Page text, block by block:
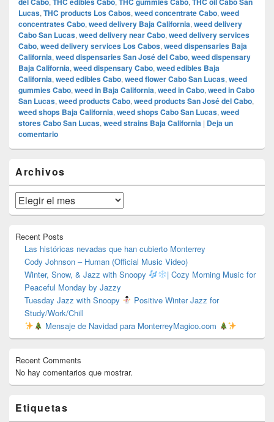
Lucas, THC products Los Cabos, weed concentrate Cabo, weed
concentrates Cabo, weed delivery Baja California, weed delivery
Cabo San Lucas, weed delivery near Cabo, weed delivery services
Cabo, weed delivery services Los Cabos, weed dispensaries Baja
California, weed dispensaries San José del Cabo, weed dispensary
Baja California, weed dispensary Cabo, weed edibles Baja
California, weed edibles Cabo, weed flower Cabo San Lucas, weed
gummies Cabo, weed in Baja California, weed in Cabo, weed in Cabo
San Lucas, weed products Cabo, weed products San José del Cabo,
weed shops Baja California, weed shops Cabo San Lucas, weed
stores Cabo San Lucas, weed strains Baja California | Deja un
comentario
área
de
widget
barra
lateral
Archivos
Archivos
Recent Posts
Las históricas nevadas que han cubierto Monterrey
Cody Johnson – Human (Official Music Video)
Winter, Snow, & Jazz with Snoopy
| Cozy Morning Music for
Peaceful Monday by Jazzy
Tuesday Jazz with Snoopy
Positive Winter Jazz for
Study/Work/Chill
Mensaje de Navidad para MonterreyMagico.com
Recent Comments
No hay comentarios que mostrar.
Etiquetas